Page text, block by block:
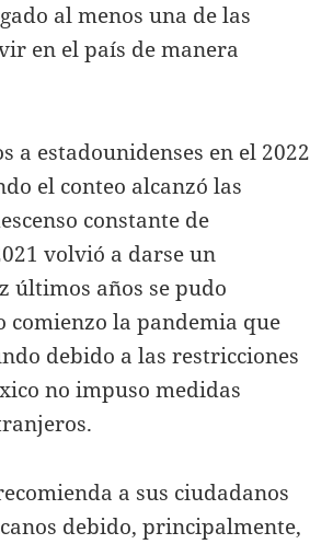
al menos una de las
en el país de manera
a estadounidenses en el 2022
el conteo alcanzó las
constante de
volvió a darse un
últimos años se pudo
comienzo la pandemia que
debido a las restricciones
no impuso medidas
a sus ciudadanos
debido, principalmente,